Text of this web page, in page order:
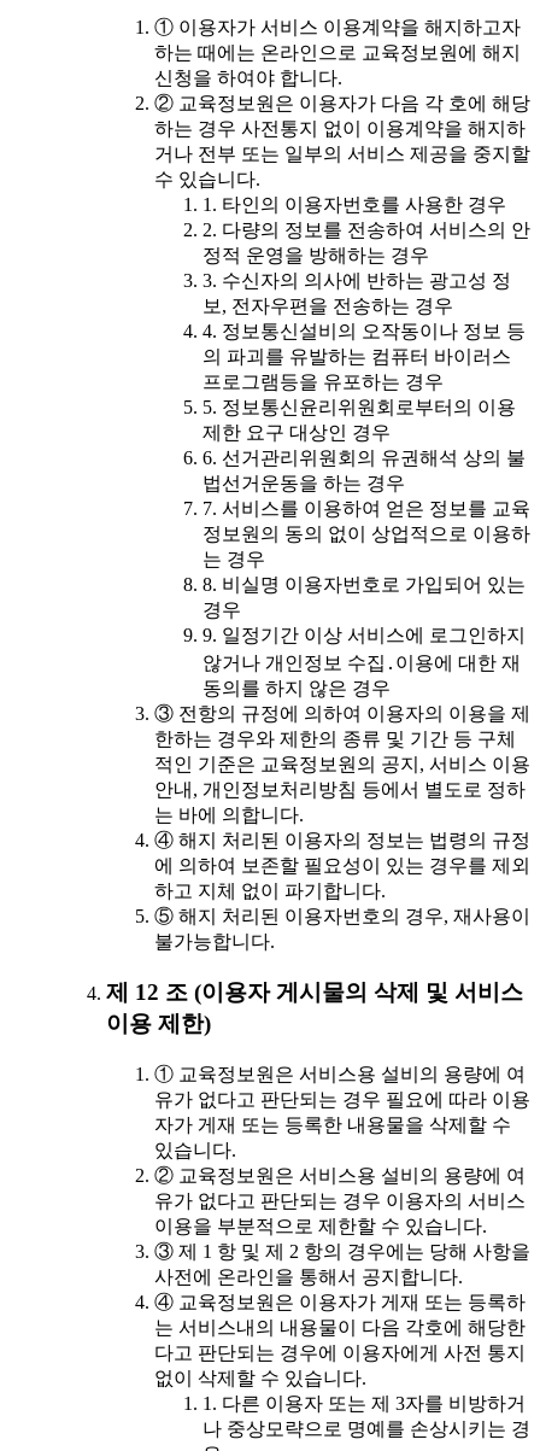
① 이용자가 서비스 이용계약을 해지하고자
하는 때에는 온라인으로 교육정보원에 해지
신청을 하여야 합니다.
② 교육정보원은 이용자가 다음 각 호에 해당
하는 경우 사전통지 없이 이용계약을 해지하
거나 전부 또는 일부의 서비스 제공을 중지할
수 있습니다.
1. 타인의 이용자번호를 사용한 경우
2. 다량의 정보를 전송하여 서비스의 안
정적 운영을 방해하는 경우
3. 수신자의 의사에 반하는 광고성 정
보, 전자우편을 전송하는 경우
4. 정보통신설비의 오작동이나 정보 등
의 파괴를 유발하는 컴퓨터 바이러스
프로그램등을 유포하는 경우
5. 정보통신윤리위원회로부터의 이용
제한 요구 대상인 경우
6. 선거관리위원회의 유권해석 상의 불
법선거운동을 하는 경우
7. 서비스를 이용하여 얻은 정보를 교육
정보원의 동의 없이 상업적으로 이용하
는 경우
8. 비실명 이용자번호로 가입되어 있는
경우
9. 일정기간 이상 서비스에 로그인하지
않거나 개인정보 수집․이용에 대한 재
동의를 하지 않은 경우
③ 전항의 규정에 의하여 이용자의 이용을 제
한하는 경우와 제한의 종류 및 기간 등 구체
적인 기준은 교육정보원의 공지, 서비스 이용
안내, 개인정보처리방침 등에서 별도로 정하
는 바에 의합니다.
④ 해지 처리된 이용자의 정보는 법령의 규정
에 의하여 보존할 필요성이 있는 경우를 제외
하고 지체 없이 파기합니다.
⑤ 해지 처리된 이용자번호의 경우, 재사용이
불가능합니다.
제 12 조 (이용자 게시물의 삭제 및 서비스
이용 제한)
① 교육정보원은 서비스용 설비의 용량에 여
유가 없다고 판단되는 경우 필요에 따라 이용
자가 게재 또는 등록한 내용물을 삭제할 수
있습니다.
② 교육정보원은 서비스용 설비의 용량에 여
유가 없다고 판단되는 경우 이용자의 서비스
이용을 부분적으로 제한할 수 있습니다.
③ 제 1 항 및 제 2 항의 경우에는 당해 사항을
사전에 온라인을 통해서 공지합니다.
④ 교육정보원은 이용자가 게재 또는 등록하
는 서비스내의 내용물이 다음 각호에 해당한
다고 판단되는 경우에 이용자에게 사전 통지
없이 삭제할 수 있습니다.
1. 다른 이용자 또는 제 3자를 비방하거
나 중상모략으로 명예를 손상시키는 경